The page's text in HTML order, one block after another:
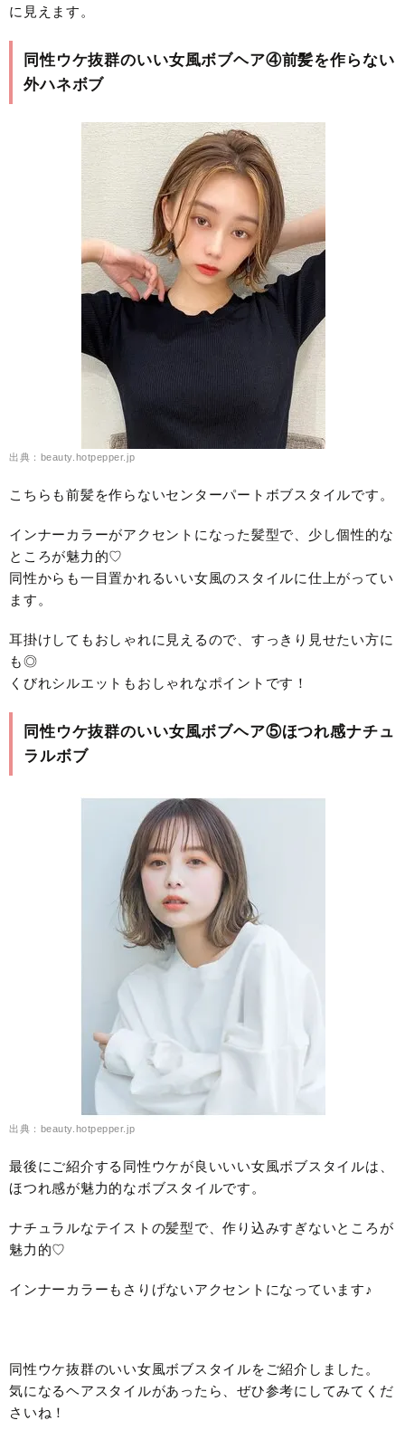
に見えます。
同性ウケ抜群のいい女風ボブヘア④前髪を作らない
外ハネボブ
出典：beauty.hotpepper.jp
こちらも前髪を作らないセンターパートボブスタイルです。
インナーカラーがアクセントになった髪型で、少し個性的な
ところが魅力的♡
同性からも一目置かれるいい女風のスタイルに仕上がってい
ます。
耳掛けしてもおしゃれに見えるので、すっきり見せたい方に
も◎
くびれシルエットもおしゃれなポイントです！
同性ウケ抜群のいい女風ボブヘア⑤ほつれ感ナチュ
ラルボブ
出典：beauty.hotpepper.jp
最後にご紹介する同性ウケが良いいい女風ボブスタイルは、
ほつれ感が魅力的なボブスタイルです。
ナチュラルなテイストの髪型で、作り込みすぎないところが
魅力的♡
インナーカラーもさりげないアクセントになっています♪
同性ウケ抜群のいい女風ボブスタイルをご紹介しました。
気になるヘアスタイルがあったら、ぜひ参考にしてみてくだ
さいね！